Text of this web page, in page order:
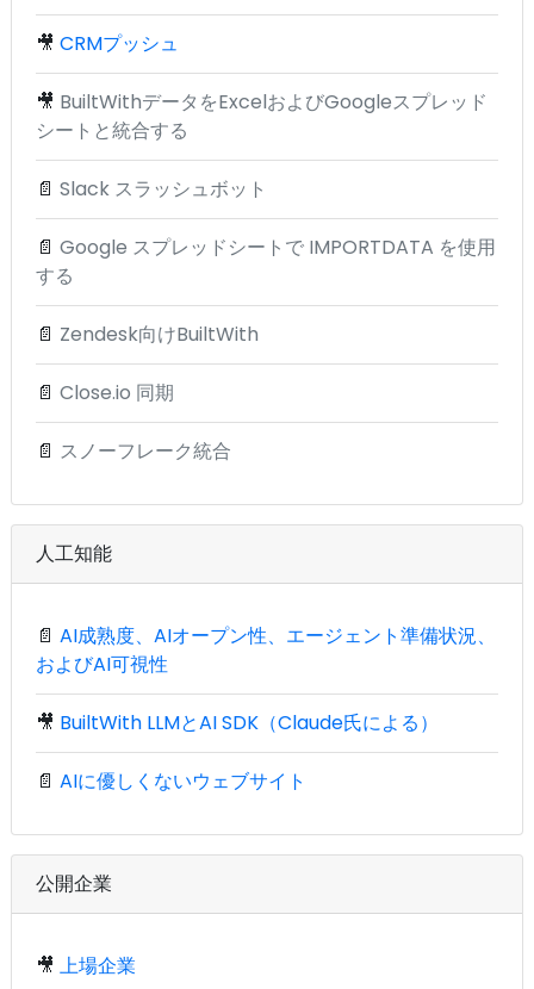
🎥 CRMプッシュ
🎥 BuiltWithデータをExcelおよびGoogleスプレッド
シートと統合する
📄 Slack スラッシュボット
📄 Google スプレッドシートで IMPORTDATA を使用
する
📄 Zendesk向けBuiltWith
📄 Close.io 同期
📄 スノーフレーク統合
人工知能
📄 AI成熟度、AIオープン性、エージェント準備状況、
およびAI可視性
🎥 BuiltWith LLMとAI SDK（Claude氏による）
📄 AIに優しくないウェブサイト
公開企業
🎥 上場企業